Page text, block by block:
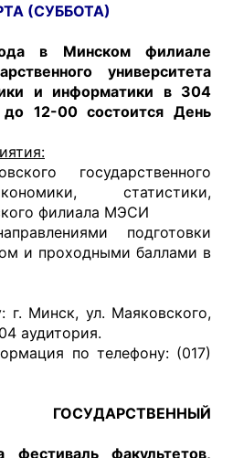
(СУББОТА)
в Минском филиале
университета
и информатики в 304
12-00 состоится День
государственного
статистики,
филиала МЭСИ
подготовки
и проходными баллами в
Минск, ул. Маяковского,
аудитория.
по телефону: (017)
факультетов,